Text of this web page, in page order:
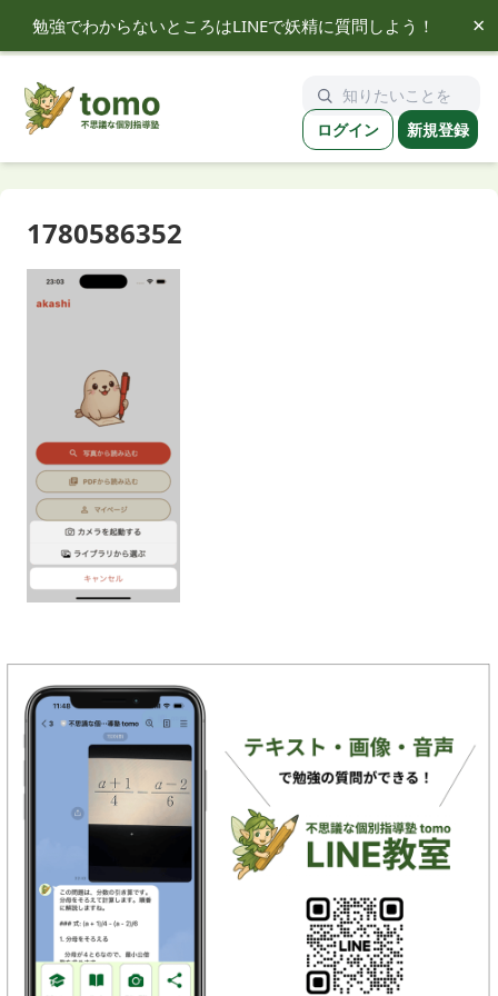
勉強でわからないところはLINEで妖精に質問しよう！ ×
tomo ログイン 新規登録
1780586352